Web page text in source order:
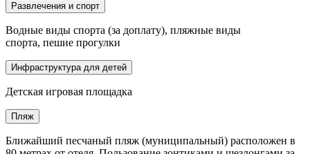
Развлечения и спорт
Водные виды спорта (за доплату), пляжные виды
спорта, пешие прогулки
Инфраструктура для детей
Детская игровая площадка
Пляж
Ближайший песчаный пляж (муниципальный) расположен в